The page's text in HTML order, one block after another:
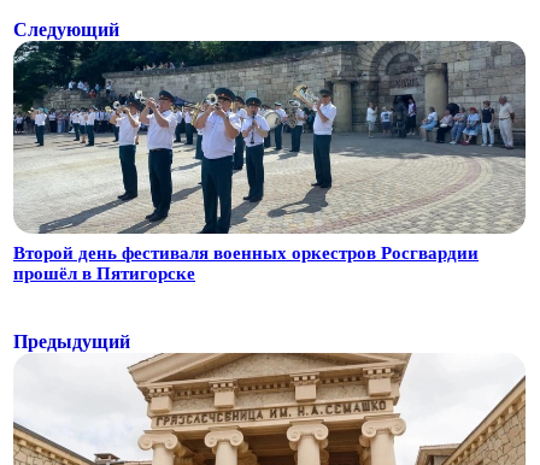
Следующий
Второй день фестиваля военных оркестров Росгвардии
прошёл в Пятигорске
Предыдущий